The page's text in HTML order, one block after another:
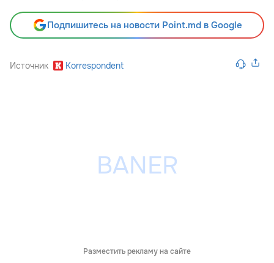
Подпишитесь на новости Point.md в Google
Источник Korrespondent
Разместить рекламу на сайте